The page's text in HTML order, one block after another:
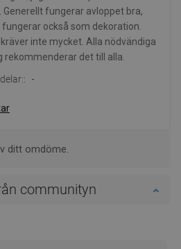
Generellt fungerar avloppet bra,
också som dekoration.
inte mycket. Alla nödvändiga
rekommenderar det till alla.
-
ditt omdöme.
communityn